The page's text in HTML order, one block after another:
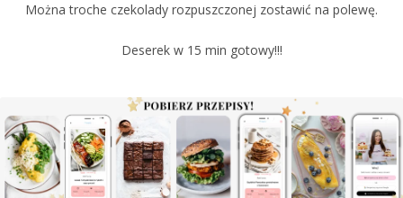
Można troche czekolady rozpuszczonej zostawić na polewę.
Deserek w 15 min gotowy!!!